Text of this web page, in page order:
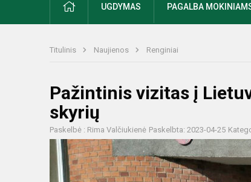
UGDYMAS PAGALBA
Titulinis Naujienos Renginiai
Pažintinis vizitas į
skyrių
Paskelbė : Rima Valčiukienė Paskelbta: 2023-04-25